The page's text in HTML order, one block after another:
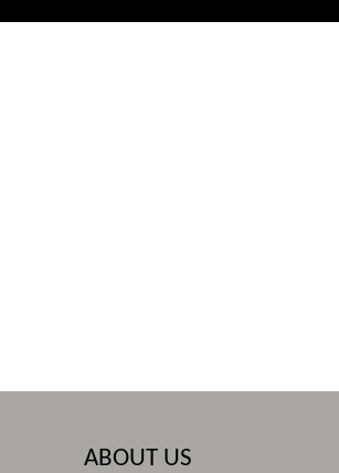
ABOUT US